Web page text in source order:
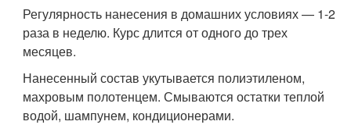
Регулярность нанесения в домашних условиях — 1-2
раза в неделю. Курс длится от одного до трех
месяцев.
Нанесенный состав укутывается полиэтиленом,
махровым полотенцем. Смываются остатки теплой
водой, шампунем, кондиционерами.